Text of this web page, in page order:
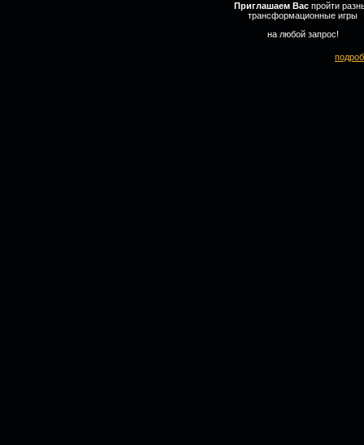
Приглашаем Вас пройти
трансформационные игры
на любой запрос!